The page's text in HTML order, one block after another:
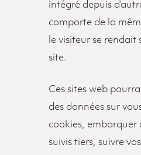
intégré depuis
comporte de la
le visiteur se rendait
site.
Ces sites web
des données sur
cookies, embarquer
suivis tiers, suivre